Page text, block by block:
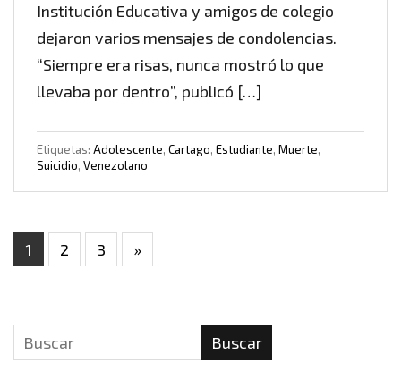
Institución Educativa y amigos de colegio
dejaron varios mensajes de condolencias.
“Siempre era risas, nunca mostró lo que
llevaba por dentro”, publicó […]
Etiquetas: Adolescente, Cartago, Estudiante, Muerte,
Suicidio, Venezolano
1 2 3 »
Buscar